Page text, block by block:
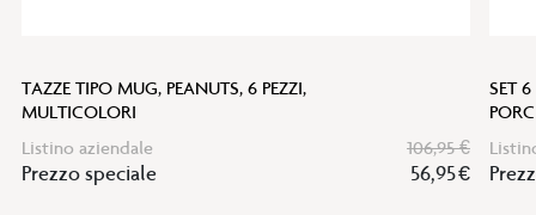
TAZZE TIPO MUG, PEANUTS, 6 PEZZI,
MULTICOLORI
Listino aziendale
106,95 €
Prezzo speciale 56,95 €
SET